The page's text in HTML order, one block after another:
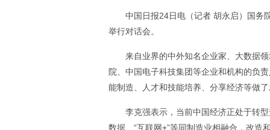
中国日报24日电（记者 胡永启）国务
举行对话会。
来自业界的中外知名企业家、大数据
院、中国电子科技集团等企业和机构的负
能制造、人才和技能培养、分享经济等做
李克强表示，当前中国经济正处于转
数据、“互联网+”等同制造业相融合，改